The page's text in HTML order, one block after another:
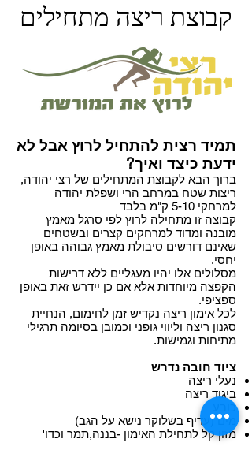
קבוצת ריצה מתחילים
תמיד רצית להתחיל לרוץ אבל לא
ידעת כיצד ואיך?
ברוך הבא לקבוצת המתחילים של רצי יהודה,
ריצות שטח במרחב הרי ושפלת יהודה
למרחקי 5-10 ק"מ בלבד
קבוצה זו מתחילה לרוץ לפי סרגל מאמץ
מובנה ומדוד למרחקים קצרים ובשטחים
שאינם דורשים סיבולת מאמץ גבוהה באופן
יחסי.
מסלולים אלו יהיו מעגליים ללא דרישות
הקפצה מיוחדות אלא אם כן יידרש זאת באופן
ספציפי.
לכל אימון ריצה נקדיש זמן לחימום, הנחיית
סגנון ריצה וליווי גופני וכמובן בסיומה תרגילי
מתיחות וגמישות.
ציוד חובה נדרש
נעלי ריצה
ביגוד ריצה
כובע
מים (עדיף בשלוקר נישא על הגב)
מזון קל לתחילת האימון -בננה,תמר וכדו'